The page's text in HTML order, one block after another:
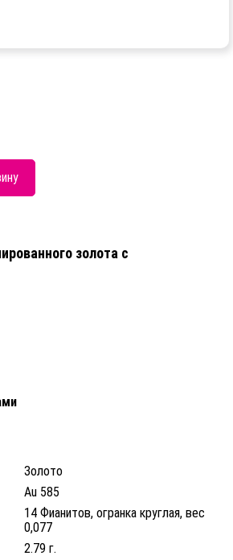
золота c
Золото
Au 585
14 Фианитов, огранка круглая, вес
0,077
2.79 г.